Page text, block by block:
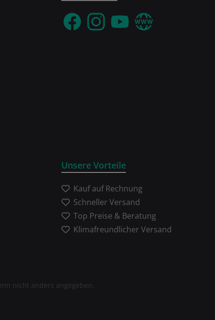
FacebookInstagramYouTubeWebseite
Unsere Vorteile
Kauf auf Rechnung
Schneller Versand
Top Preise & Beratung
Klimafreundlicher Versand
nicht anders angegeben.